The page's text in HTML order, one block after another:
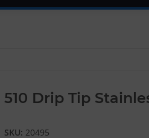
510 Drip Tip
SKU: 20495